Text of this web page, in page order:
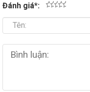
Đánh giá*: